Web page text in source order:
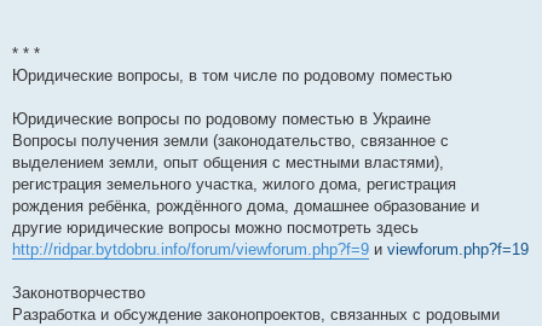
* * *
Юридические вопросы, в том числе по родовому поместью
Юридические вопросы по родовому поместью в Украине
Вопросы получения земли (законодательство, связанное с
выделением земли, опыт общения с местными властями),
регистрация земельного участка, жилого дома, регистрация
рождения ребёнка, рождённого дома, домашнее образование и
другие юридические вопросы можно посмотреть здесь
http://ridpar.bytdobru.info/forum/viewforum.php?f=9 и viewforum.php?f=19
Законотворчество
Разработка и обсуждение законопроектов, связанных с родовыми